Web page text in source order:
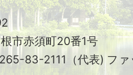
駒
ヶ
根
市
市赤須町20番1号
83-2111（代表) フ